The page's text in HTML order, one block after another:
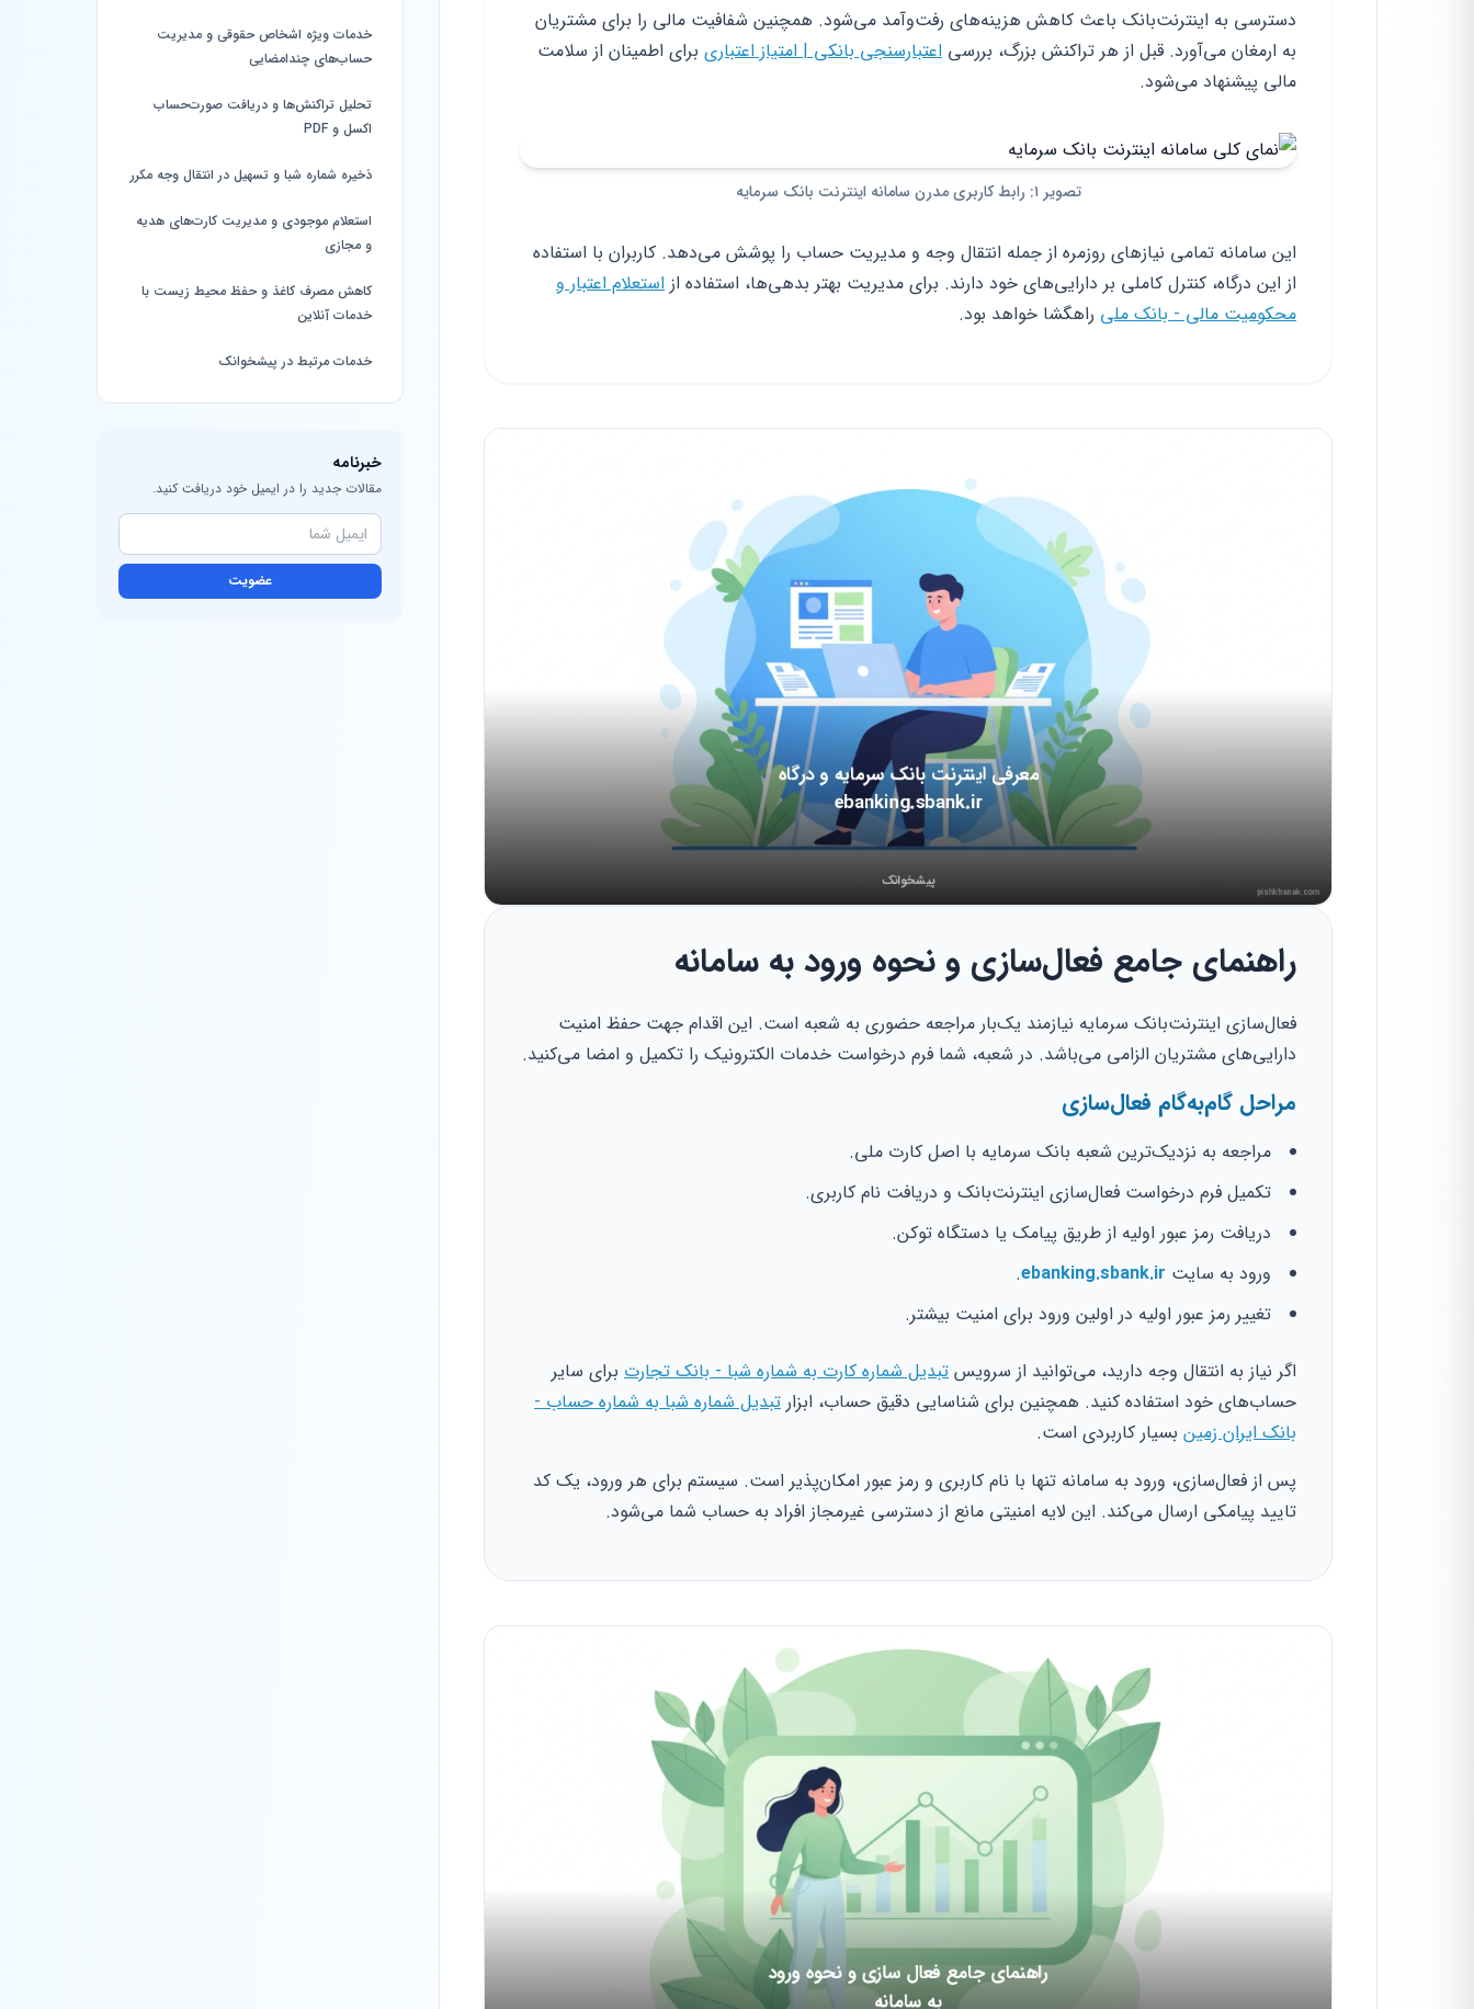
خدمات ویژه اشخاص حقوقی و مدیریت
حساب‌های چندامضایی
تحلیل تراکنش‌ها و دریافت صورت‌حساب
اکسل و PDF
ذخیره شماره شبا و تسهیل در انتقال وجه مکرر
استعلام موجودی و مدیریت کارت‌های هدیه
و مجازی
کاهش مصرف کاغذ و حفظ محیط زیست با
خدمات آنلاین
خدمات مرتبط در پیشخوانک
خبرنامه
مقالات جدید را در ایمیل خود دریافت کنید.
عضویت
دسترسی به اینترنت‌بانک باعث کاهش هزینه‌های رفت‌وآمد می‌شود. همچنین شفافیت مالی را برای مشتریان
به ارمغان می‌آورد. قبل از هر تراکنش بزرگ، بررسی اعتبارسنجی بانکی | امتیاز اعتباری برای اطمینان از سلامت
مالی پیشنهاد می‌شود.
تصویر ۱: رابط کاربری مدرن سامانه اینترنت بانک سرمایه
این سامانه تمامی نیازهای روزمره از جمله انتقال وجه و مدیریت حساب را پوشش می‌دهد. کاربران با استفاده
از این درگاه، کنترل کاملی بر دارایی‌های خود دارند. برای مدیریت بهتر بدهی‌ها، استفاده از استعلام اعتبار و
محکومیت مالی - بانک ملی راهگشا خواهد بود.
راهنمای جامع فعال‌سازی و نحوه ورود به سامانه
فعال‌سازی اینترنت‌بانک سرمایه نیازمند یک‌بار مراجعه حضوری به شعبه است. این اقدام جهت حفظ امنیت
دارایی‌های مشتریان الزامی می‌باشد. در شعبه، شما فرم درخواست خدمات الکترونیک را تکمیل و امضا می‌کنید.
مراحل گام‌به‌گام فعال‌سازی
مراجعه به نزدیک‌ترین شعبه بانک سرمایه با اصل کارت ملی.
تکمیل فرم درخواست فعال‌سازی اینترنت‌بانک و دریافت نام کاربری.
دریافت رمز عبور اولیه از طریق پیامک یا دستگاه توکن.
ورود به سایت ebanking.sbank.ir
.
تغییر رمز عبور اولیه در اولین ورود برای امنیت بیشتر.
اگر نیاز به انتقال وجه دارید، می‌توانید از سرویس تبدیل شماره کارت به شماره شبا - بانک تجارت برای سایر
حساب‌های خود استفاده کنید. همچنین برای شناسایی دقیق حساب، ابزار تبدیل شماره شبا به شماره حساب -
بانک ایران زمین بسیار کاربردی است.
پس از فعال‌سازی، ورود به سامانه تنها با نام کاربری و رمز عبور امکان‌پذیر است. سیستم برای هر ورود، یک کد
تایید پیامکی ارسال می‌کند. این لایه امنیتی مانع از دسترسی غیرمجاز افراد به حساب شما می‌شود.